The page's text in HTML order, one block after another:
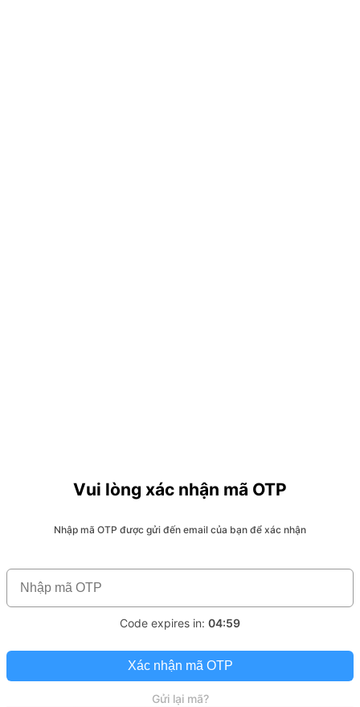
Vui lòng xác nhận mã OTP
Nhập mã OTP được gửi đến email của bạn để xác nhận
Code expires in: 04:59
Xác nhận mã OTP
Gửi lại mã?